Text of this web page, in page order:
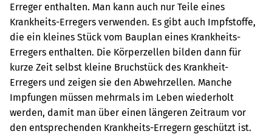
Erreger enthalten. Man kann auch nur Teile eines
Krankheits-Erregers verwenden. Es gibt auch Impfstoffe,
die ein kleines Stück vom Bauplan eines Krankheits-
Erregers enthalten. Die Körperzellen bilden dann für
kurze Zeit selbst kleine Bruchstück des Krankheit-
Erregers und zeigen sie den Abwehrzellen. Manche
Impfungen müssen mehrmals im Leben wiederholt
werden, damit man über einen längeren Zeitraum vor
den entsprechenden Krankheits-Erregern geschützt ist.